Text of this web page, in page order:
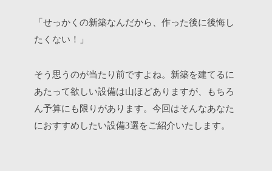
「せっかくの新築なんだから、作った後に後悔し
たくない！」
そう思うのが当たり前ですよね。新築を建てるに
あたって欲しい設備は山ほどありますが、もちろ
ん予算にも限りがあります。今回はそんなあなた
におすすめしたい設備3選をご紹介いたします。